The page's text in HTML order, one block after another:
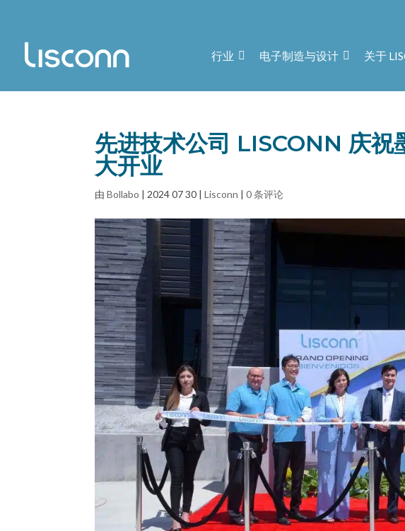
行业 电子制造与设计 关于
先进技术公司 LISCONN 庆祝
大开业
由Bollabo | 2024 07 30 |Lisconn |0 条评论